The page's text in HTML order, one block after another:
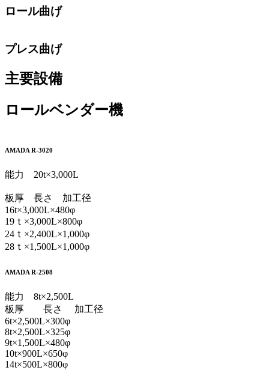
ロール曲げ
プレス曲げ
主要設備
ロールベンダー機
AMADA R-3020
能力 20t×3,000L
板厚 長さ 加工径
16t×3,000L×480φ
19ｔ×3,000L×800φ
24ｔ×2,400L×1,000φ
28ｔ×1,500L×1,000φ
AMADA R-2508
能力 8t×2,500L
板厚 長さ 加工径
6t×2,500L×300φ
8t×2,500L×325φ
9t×1,500L×480φ
10t×900L×650φ
14t×500L×800φ